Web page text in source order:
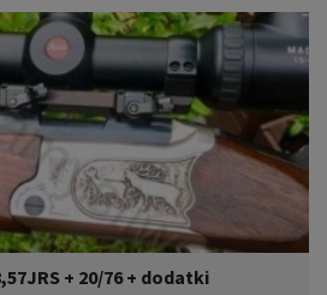
+ 20/76 + dodatki